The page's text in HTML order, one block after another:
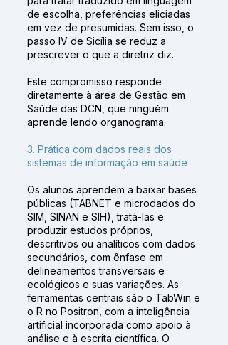
de escolha, preferências eliciadas
em vez de presumidas. Sem isso, o
passo IV de Sicília se reduz a
prescrever o que a diretriz diz.
Este compromisso responde
diretamente à área de Gestão em
Saúde das DCN, que ninguém
aprende lendo organograma.
3. Prática com dados reais dos
sistemas de informação em saúde
Os alunos aprendem a baixar bases
públicas (TABNET e microdados do
SIM, SINAN e SIH), tratá-las e
produzir estudos próprios,
descritivos ou analíticos com dados
secundários, com ênfase em
delineamentos transversais e
ecológicos e suas variações. As
ferramentas centrais são o TabWin e
o R no Positron, com a inteligência
artificial incorporada como apoio à
análise e à escrita científica. O